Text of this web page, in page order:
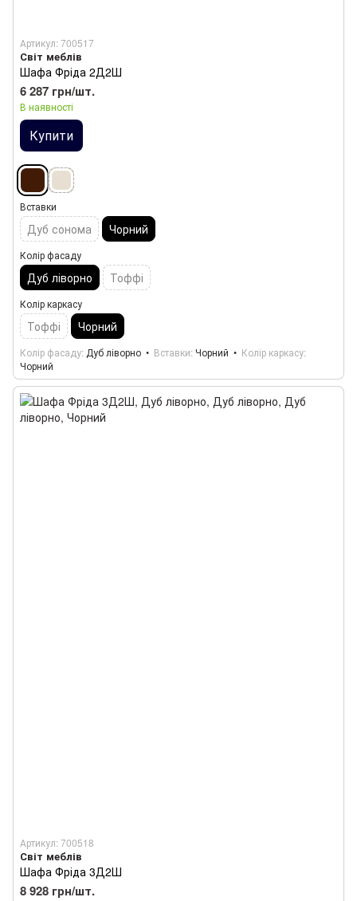
Артикул: 700517
Світ меблів
Шафа Фріда 2Д2Ш
6 287 грн/шт.
В наявності
Купити
Вставки
Дуб сонома Чорний
Колір фасаду
Дуб ліворно Тоффі
Колір каркасу
Тоффі Чорний
Колір фасаду Дуб ліворно Вставки Чорний
Колір каркасу
Чорний
Артикул: 700518
Світ меблів
Шафа Фріда 3Д2Ш
8 928 грн/шт.